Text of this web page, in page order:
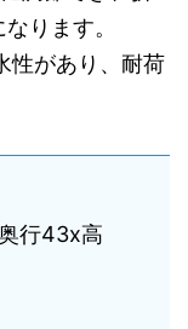
ります。
性があり、耐荷
行43x高